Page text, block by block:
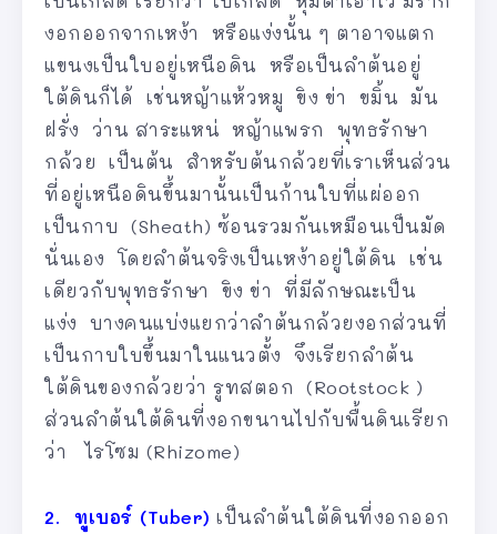
งอกออกจากเหง้า หรือแง่งนั้น ๆ ตาอาจแตก
แขนงเป็นใบอยู่เหนือดิน หรือเป็นลำต้นอยู่
ใต้ดินก็ได้ เช่นหญ้าแห้วหมู ขิง ข่า ขมิ้น มัน
ฝรั่ง ว่าน สาระแหน่ หญ้าแพรก พุทธรักษา
กล้วย เป็นต้น สำหรับต้นกล้วยที่เราเห็นส่วน
ที่อยู่เหนือดินขึ้นมานั้นเป็นก้านใบที่แผ่ออก
เป็นกาบ (Sheath) ซ้อนรวมกันเหมือนเป็นมัด
นั่นเอง โดยลำต้นจริงเป็นเหง้าอยู่ใต้ดิน เช่น
เดียวกับพุทธรักษา ขิง ข่า ที่มีลักษณะเป็น
แง่ง บางคนแบ่งแยกว่าลำต้นกล้วยงอกส่วนที่
เป็นกาบใบขึ้นมาในแนวตั้ง จึงเรียกลำต้น
ใต้ดินของกล้วยว่า รูทสตอก (Rootstock )
ส่วนลำต้นใต้ดินที่งอกขนานไปกับพื้นดินเรียก
ว่า ไรโซม (Rhizome)
2. ทูเบอร์ (Tuber) เป็นลำต้นใต้ดินที่งอกออก